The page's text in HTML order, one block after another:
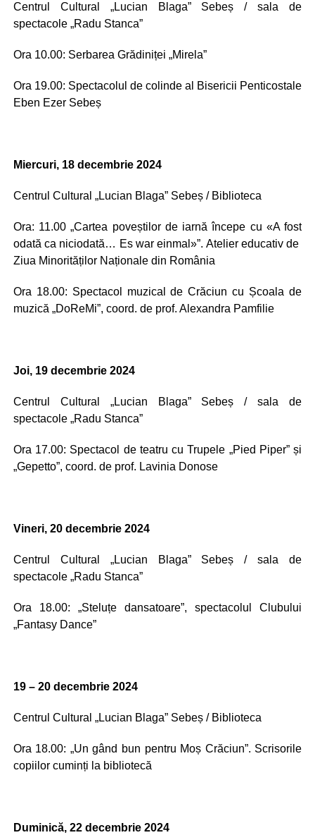
Centrul Cultural „Lucian Blaga” Sebeș / sala de
spectacole „Radu Stanca”
Ora 10.00: Serbarea Grădiniței „Mirela”
Ora 19.00: Spectacolul de colinde al Bisericii Penticostale
Eben Ezer Sebeș
Miercuri, 18 decembrie 2024
Centrul Cultural „Lucian Blaga” Sebeș / Biblioteca
Ora: 11.00 „Cartea poveștilor de iarnă începe cu «A fost
odată ca niciodată… Es war einmal»”. Atelier educativ de
Ziua Minorităților Naționale din România
Ora 18.00: Spectacol muzical de Crăciun cu Școala de
muzică „DoReMi”, coord. de prof. Alexandra Pamfilie
Joi, 19 decembrie 2024
Centrul Cultural „Lucian Blaga” Sebeș / sala de
spectacole „Radu Stanca”
Ora 17.00: Spectacol de teatru cu Trupele „Pied Piper” și
„Gepetto”, coord. de prof. Lavinia Donose
Vineri, 20 decembrie 2024
Centrul Cultural „Lucian Blaga” Sebeș / sala de
spectacole „Radu Stanca”
Ora 18.00: „Steluțe dansatoare”, spectacolul Clubului
„Fantasy Dance”
19 – 20 decembrie 2024
Centrul Cultural „Lucian Blaga” Sebeș / Biblioteca
Ora 18.00: „Un gând bun pentru Moș Crăciun”. Scrisorile
copiilor cuminți la bibliotecă
Duminică, 22 decembrie 2024